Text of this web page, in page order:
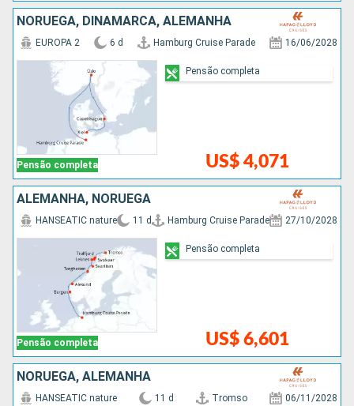
NORUEGA, DINAMARCA, ALEMANHA
Pensão completa
EUROPA 2 6 d Hamburg Cruise Parade 16/06/2028
US$ 4,071
Pensão completa
ALEMANHA, NORUEGA
Pensão completa
HANSEATIC nature 11 d Hamburg Cruise Parade 27/10/2028
US$ 6,601
Pensão completa
NORUEGA, ALEMANHA
HANSEATIC nature 11 d Tromso 06/11/2028